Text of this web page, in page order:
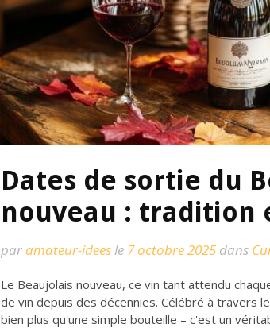
Dates de sortie du
nouveau : tradition
paramateur-ideesle 7 octobre 2025 dans
Le Beaujolais nouveau, ce vin tant attendu
de vin depuis des décennies. Célébré à travers
bien plus qu'une simple bouteille – c'est un